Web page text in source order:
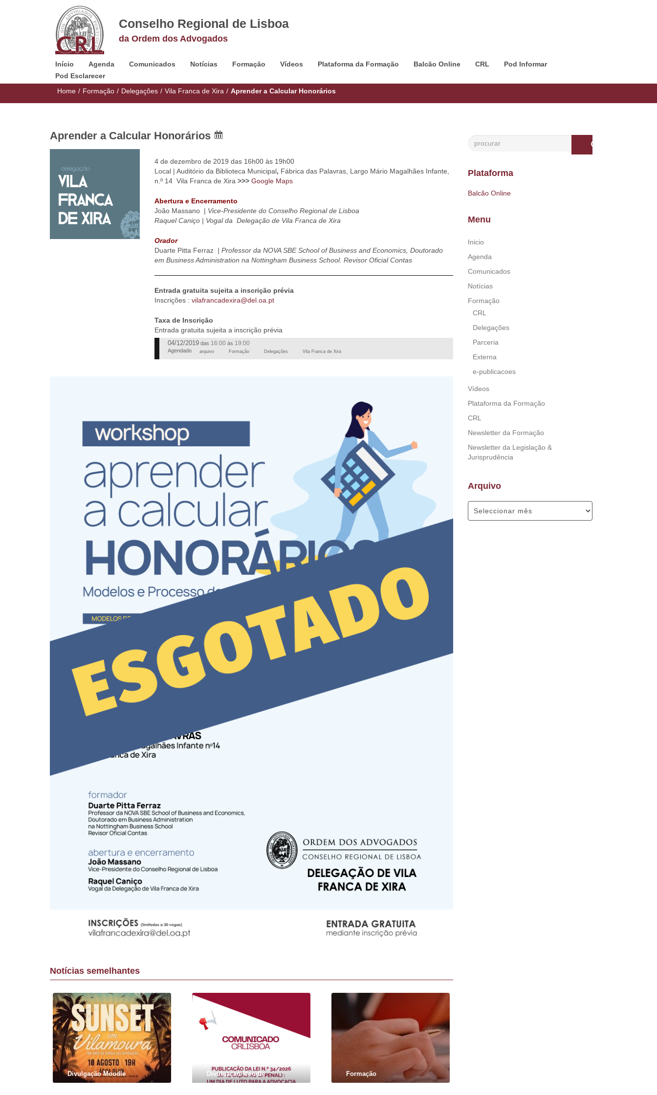
Conselho Regional de Lisboa
da Ordem dos Advogados
Início Agenda Comunicados Notícias Formação Vídeos Plataforma da Formação Balcão Online CRL
Pod Informar
Pod Esclarecer
Home / Formação / Delegações / Vila Franca de Xira / Aprender a Calcular Honorários
Aprender a Calcular Honorários
4 de dezembro de 2019 das 16h00 às 19h00
Local | Auditório da Biblioteca Municipal, Fábrica das Palavras, Largo Mário Magalhães Infante,
n.º 14 Vila Franca de Xira >>> Google Maps
Abertura e Encerramento
João Massano | Vice-Presidente do Conselho Regional de Lisboa
Raquel Caniço | Vogal da Delegação de Vila Franca de Xira
Orador
Duarte Pitta Ferraz | Professor da NOVA SBE School of Business and Economics, Doutorado
em Business Administration na Nottingham Business School. Revisor Oficial Contas
Entrada gratuita sujeita a inscrição prévia
Inscrições : vilafrancadexira@del.oa.pt
Taxa de Inscrição
Entrada gratuita sujeita a inscrição prévia
04/12/2019 das 16:00 às 19:00
Agendado arquivo Formação Delegações Vila Franca de Xira
Notícias semelhantes
Divulgação Moodle Divulgação Moodle Formação
Plataforma
Balcão Online
Menu
Inicio
Agenda
Comunicados
Notícias
Formação
CRL
Delegações
Parceria
Externa
e-publicacoes
Vídeos
Plataforma da Formação
CRL
Newsletter da Formação
Newsletter da Legislação &
Jurisprudência
Arquivo